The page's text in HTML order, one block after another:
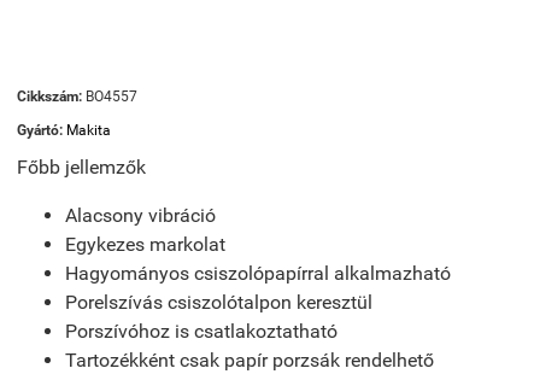
Cikkszám: BO4557
Gyártó: Makita
Főbb jellemzők
Alacsony vibráció
Egykezes markolat
Hagyományos csiszolópapírral alkalmazható
Porelszívás csiszolótalpon keresztül
Porszívóhoz is csatlakoztatható
Tartozékként csak papír porzsák rendelhető